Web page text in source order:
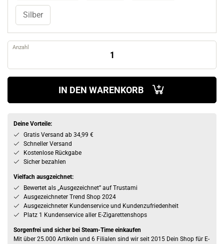
Silber
Anzahl
IN DEN WARENKORB
Deine Vorteile:
Gratis Versand ab 34,99 €
Schneller Versand
Kostenlose Rückgabe
Sicher bezahlen
Vielfach ausgzeichnet:
Bewertet als „Ausgezeichnet” auf Trustami
Ausgezeichneter Trend Shop 2024
Ausgezeichneter Kundenservice und Kundenzufriedenheit
Platz 1 Kundenservice aller E-Zigarettenshops
Sorgenfrei und sicher bei Steam-Time einkaufen
Mit über 25.000 Artikeln und 6 Filialen sind wir seit 2015 Dein Shop für E-